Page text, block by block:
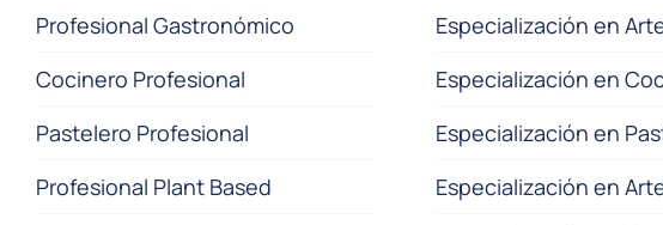
Profesional Gastronómico
Cocinero Profesional
Pastelero Profesional
Profesional Plant Based
Especialización en
Especialización en
Especialización en
Especialización en